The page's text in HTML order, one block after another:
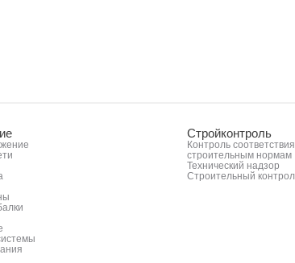
Стройконтроль
Контроль соответствия
строительным нормам
Технический надзор
Строительный